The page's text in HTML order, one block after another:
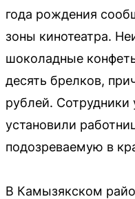
года рождения
зоны кинотеатра.
шоколадные
десять брелков,
рублей. Сотрудники
установили
подозреваемую в
В Камызякском